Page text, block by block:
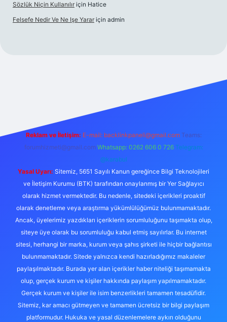
Sözlük Niçin Kullanılır için Hatice
Felsefe Nedir Ve Ne Işe Yarar için admin
Reklam ve İletişim: E-mail: backlinkpaneli@gmail.com Teams:
forumhizmeti@gmail.com Whatsapp: 0262 606 0 726 Telegram:
@karabul
Yasal Uyarı: Sitemiz, 5651 Sayılı Kanun gereğince Bilgi Teknolojileri
ve İletişim Kurumu (BTK) tarafından onaylanmış bir Yer Sağlayıcı
olarak hizmet vermektedir. Bu nedenle, sitedeki içerikleri proaktif
olarak denetleme veya araştırma yükümlülüğümüz bulunmamaktadır.
Ancak, üyelerimiz yazdıkları içeriklerin sorumluluğunu taşımakta olup,
siteye üye olarak bu sorumluluğu kabul etmiş sayılırlar. Bu internet
sitesi, herhangi bir marka, kurum veya şahıs şirketi ile hiçbir bağlantısı
bulunmamaktadır. Sitede yalnızca kendi hazırladığımız makaleler
paylaşılmaktadır. Burada yer alan içerikler haber niteliği taşımamakta
olup, gerçek kurum ve kişiler hakkında paylaşım yapılmamaktadır.
Gerçek kurum ve kişiler ile isim benzerlikleri tamamen tesadüfidir.
Sitemiz, kar amacı gütmeyen ve tamamen ücretsiz bir bilgi paylaşım
platformudur. Hukuka ve yasal düzenlemelere aykırı olduğunu